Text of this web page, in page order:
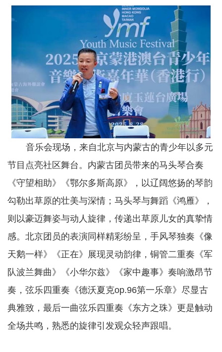
音乐会现场，来自北京与内蒙古的青少年以多元
节目点亮社区舞台。内蒙古团员带来的马头琴合奏
《守望相助》《鄂尔多斯高原》，以辽阔悠扬的琴韵
勾勒出草原的壮美与深情；马头琴与舞蹈《鸿雁》，
则以豪迈舞姿与动人旋律，传递出草原儿女的真挚情
感。北京团员的表演同样精彩纷呈，手风琴独奏《像
天鹅一样》《正在》展现灵动韵律，铜管二重奏《军
队波兰舞曲》《小华尔兹》《家中趣事》奏响激昂节
奏，弦乐四重奏《德沃夏克op.96第一乐章》尽显古
典雅致，最后一曲弦乐四重奏《东方之珠》更是触动
全场共鸣，熟悉的旋律引发观众轻声跟唱。